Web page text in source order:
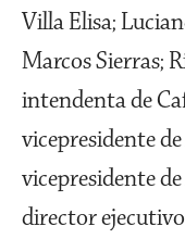
Villa Elisa;
Marcos Sierras;
intendenta de
vicepresidente
vicepresidente
director